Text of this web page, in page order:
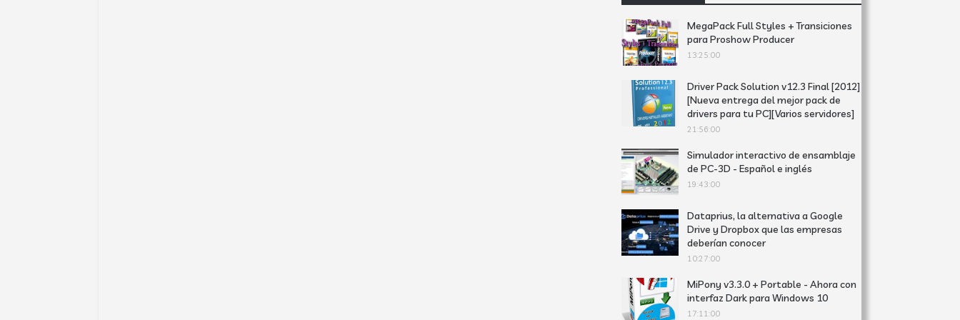
MegaPack Full Styles + Transiciones
para Proshow Producer
13:25:00
Driver Pack Solution v12.3 Final [2012]
[Nueva entrega del mejor pack de
drivers para tu PC][Varios servidores]
21:56:00
Simulador interactivo de ensamblaje
de PC-3D - Español e inglés
19:43:00
Dataprius, la alternativa a Google
Drive y Dropbox que las empresas
deberían conocer
10:27:00
MiPony v3.3.0 + Portable - Ahora con
interfaz Dark para Windows 10
17:11:00